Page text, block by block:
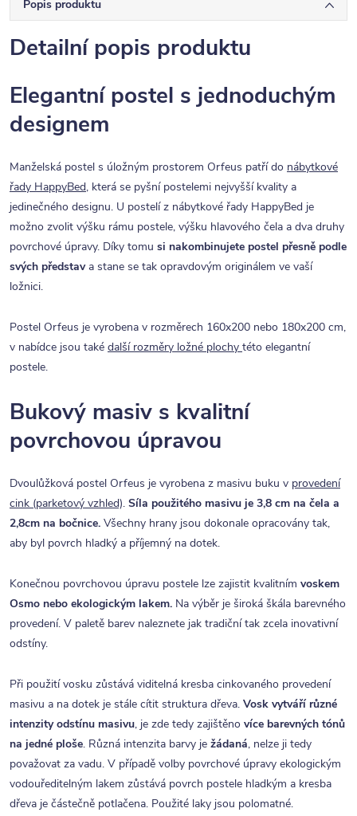
Popis produktu
Detailní popis produktu
Elegantní postel s jednoduchým
designem
Manželská postel s úložným prostorem Orfeus patří do nábytkové
řady HappyBed, která se pyšní postelemi nejvyšší kvality a
jedinečného designu. U postelí z nábytkové řady HappyBed je
možno zvolit výšku rámu postele, výšku hlavového čela a dva druhy
povrchové úpravy. Díky tomu si nakombinujete postel přesně podle
svých představa stane se tak opravdovým originálem ve vaší
ložnici.
Postel Orfeus je vyrobena v rozměrech 160x200 nebo 180x200 cm,
v nabídce jsou také další rozměry ložné plochy této elegantní
postele.
Bukový masiv s kvalitní
povrchovou úpravou
Dvoulůžková postel Orfeus je vyrobena z masivu buku v provedení
cink (parketový vzhled). Síla použitého masivu je 3,8 cm na čela a
2,8cm na bočnice. Všechny hrany jsou dokonale opracovány tak,
aby byl povrch hladký a příjemný na dotek.
Konečnou povrchovou úpravu postele lze zajistit kvalitním voskem
Osmo nebo ekologickým lakem. Na výběr je široká škála barevného
provedení. V paletě barev naleznete jak tradiční tak zcela inovativní
odstíny.
Při použití vosku zůstává viditelná kresba cinkovaného provedení
masivu a na dotek je stále cítit struktura dřeva. Vosk vytváří různé
intenzity odstínu masivu, je zde tedy zajištěno více barevných tónů
na jedné ploše. Různá intenzita barvy je žádaná, nelze ji tedy
považovat za vadu. V případě volby povrchové úpravy ekologickým
vodouředitelným lakem zůstává povrch postele hladkým a kresba
dřeva je částečně potlačena. Použité laky jsou polomatné.